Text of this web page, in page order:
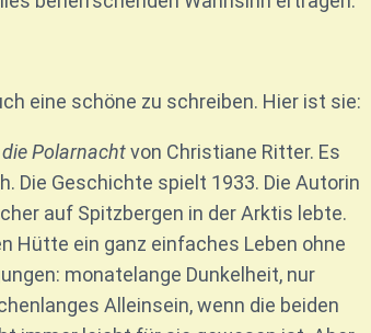
eine schöne zu schreiben. Hier ist sie:
Polarnachtvon Christiane Ritter. Es
Die Geschichte spielt 1933. Die Autorin
auf Spitzbergen in der Arktis lebte.
Hütte ein ganz einfaches Leben ohne
monatelange Dunkelheit, nur
Alleinsein, wenn die beiden